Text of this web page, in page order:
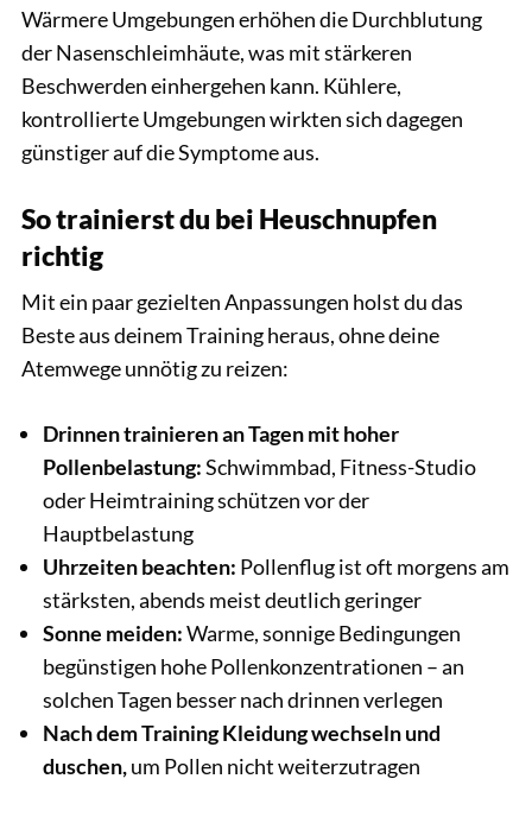
Wärmere Umgebungen erhöhen die Durchblutung
der Nasenschleimhäute, was mit stärkeren
Beschwerden einhergehen kann. Kühlere,
kontrollierte Umgebungen wirkten sich dagegen
günstiger auf die Symptome aus.
So trainierst du bei Heuschnupfen
richtig
Mit ein paar gezielten Anpassungen holst du das
Beste aus deinem Training heraus, ohne deine
Atemwege unnötig zu reizen:
Drinnen trainieren an Tagen mit hoher
Pollenbelastung:Schwimmbad, Fitness-Studio
oder Heimtraining schützen vor der
Hauptbelastung
Uhrzeiten beachten: Pollenflug ist oft morgens am
stärksten, abends meist deutlich geringer
Sonne meiden:Warme, sonnige Bedingungen
begünstigen hohe Pollenkonzentrationen – an
solchen Tagen besser nach drinnen verlegen
Nach dem Training Kleidung wechseln und
duschen,um Pollen nicht weiterzutragen